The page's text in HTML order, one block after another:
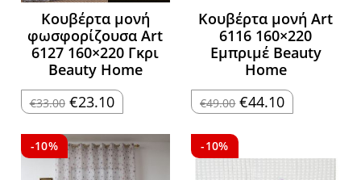
Κουβέρτα μονή
φωσφορίζουσα Art
6127 160×220 Γκρι
Beauty Home
€33.00 Original
price
€33.00.
€23.10Η
τρέχουσα
είναι:
€23.10.
Κουβέρτα μονή Art
6116 160×220
Εμπριμέ Beauty
Home
€49.00 Original
price
€44.10Η
τρέχουσα
-10% -10%